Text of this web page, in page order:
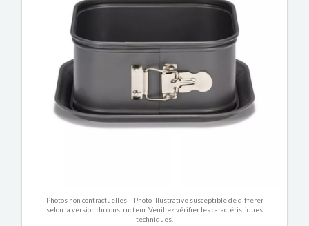
Photos non contractuelles – Photo illustrative susceptible de différer
selon la version du constructeur. Veuillez vérifier les caractéristiques
techniques.